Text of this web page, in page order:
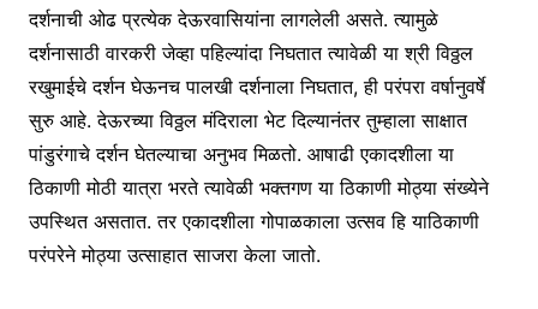
दर्शनाची ओढ प्रत्येक देऊरवासियांना लागलेली असते. त्यामुळे
दर्शनासाठी वारकरी जेव्हा पहिल्यांदा निघतात त्यावेळी या श्री विठ्ठल
रखुमाईचे दर्शन घेऊनच पालखी दर्शनाला निघतात, ही परंपरा वर्षानुवर्षे
सुरु आहे. देऊरच्या विठ्ठल मंदिराला भेट दिल्यानंतर तुम्हाला साक्षात
पांडुरंगाचे दर्शन घेतल्याचा अनुभव मिळतो. आषाढी एकादशीला या
ठिकाणी मोठी यात्रा भरते त्यावेळी भक्तगण या ठिकाणी मोठ्या संख्येने
उपस्थित असतात. तर एकादशीला गोपाळकाला उत्सव हि याठिकाणी
परंपरेने मोठ्या उत्साहात साजरा केला जातो.